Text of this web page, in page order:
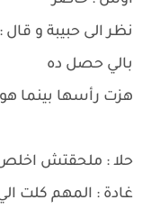
نظر الى حبيبة و
بالي حصل ده
هزت رأسها بينما
حلا : ملحقتش اخلص
غادة : المهم كلت